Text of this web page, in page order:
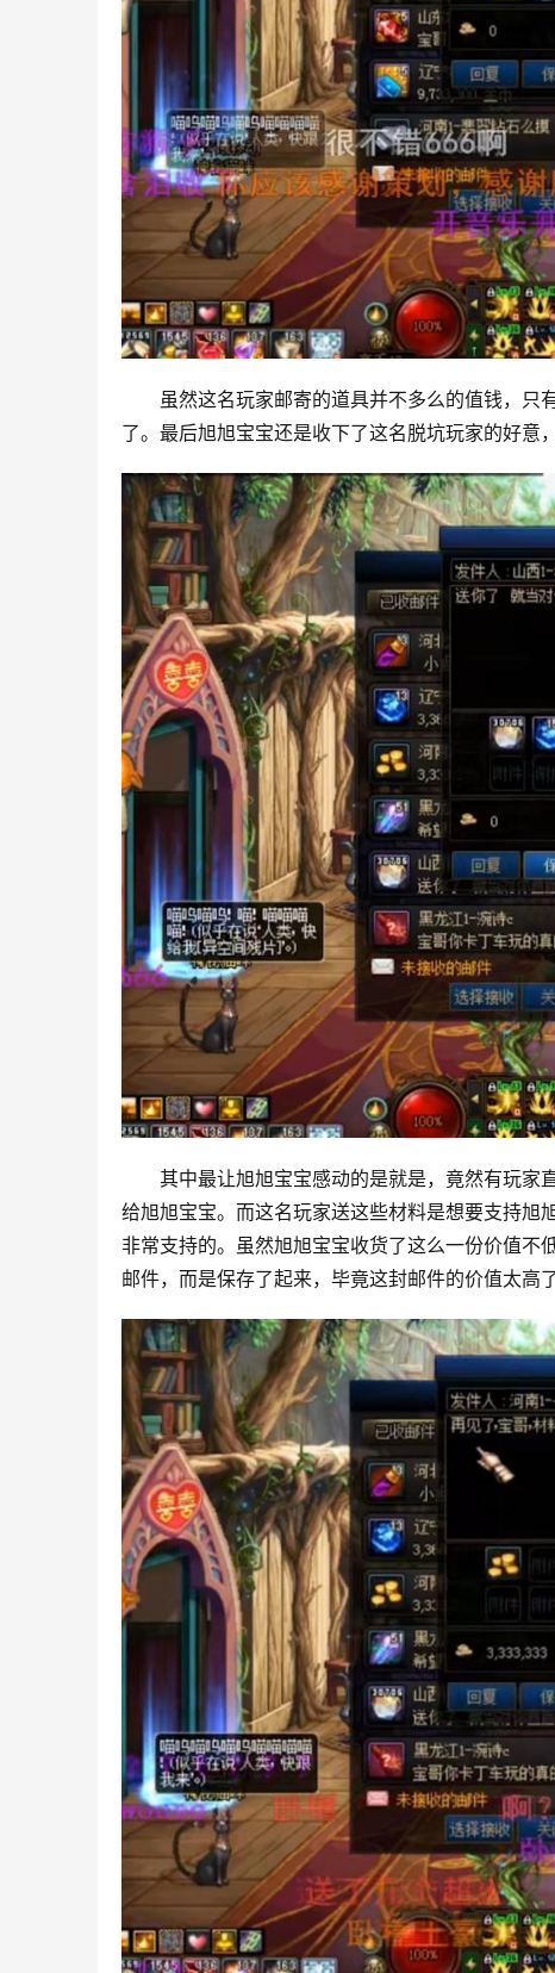
虽然这名玩家邮寄的道具并不多么的值钱，
了。最后旭旭宝宝还是收下了这名脱坑玩家的好意
其中最让旭旭宝宝感动的是就是，竟然有玩家
给旭旭宝宝。而这名玩家送这些材料是想要支持旭
非常支持的。虽然旭旭宝宝收货了这么一份价值不
邮件，而是保存了起来，毕竟这封邮件的价值太高